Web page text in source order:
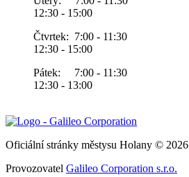
12:30 - 15:00
Čtvrtek: 7:00 - 11:30
12:30 - 15:00
Pátek: 7:00 - 11:30
12:30 - 13:00
Oficiální stránky městysu Holany © 2026
Provozovatel Galileo Corporation s.r.o.